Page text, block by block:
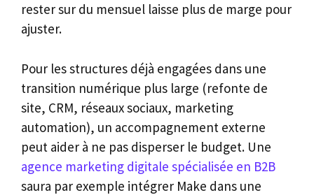
rester sur du mensuel laisse plus de marge pour
ajuster.
Pour les structures déjà engagées dans une
transition numérique plus large (refonte de
site, CRM, réseaux sociaux, marketing
automation), un accompagnement externe
peut aider à ne pas disperser le budget. Une
agence marketing digitale spécialisée en B2B
saura par exemple intégrer Make dans une